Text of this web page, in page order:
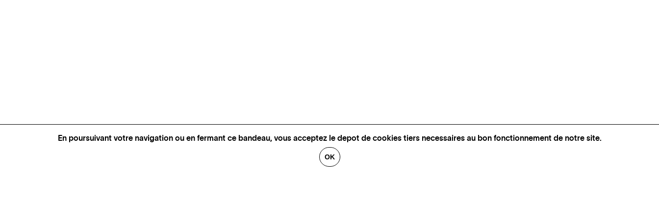
En poursuivant votre navigation ou en fermant ce bandeau, vous acceptez le depot de cookies tiers necessaires au bon fonctionnement de notre site.
OK